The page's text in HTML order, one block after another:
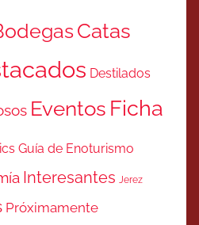
Catas
Destilados
Eventos Ficha
Guía de Enoturismo
Interesantes Jerez
Próximamente